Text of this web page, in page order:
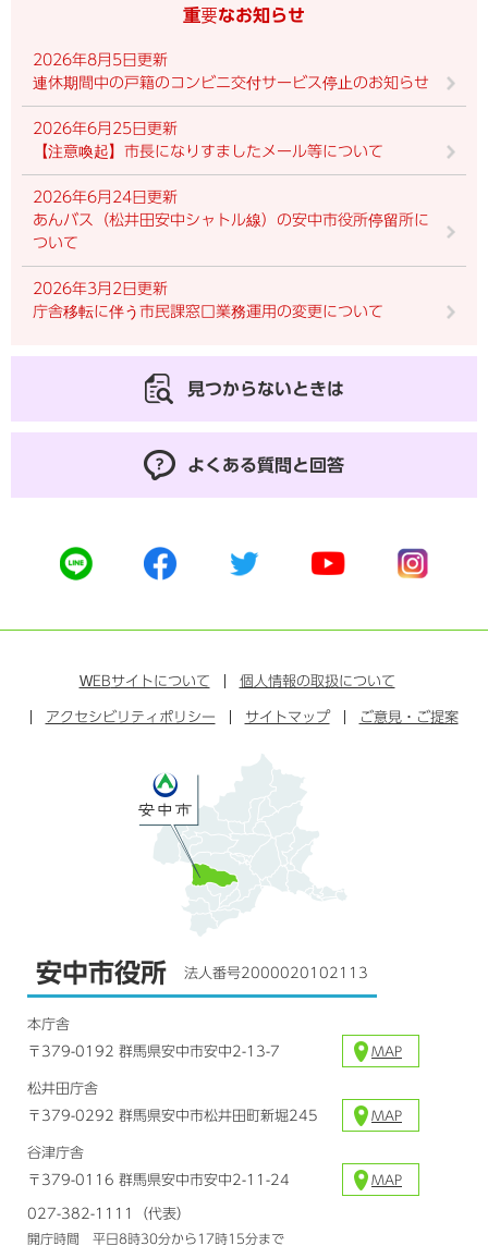
重要なお知らせ
2026年8月5日更新
連休期間中の戸籍のコンビニ交付サービス停止のお知らせ
2026年6月25日更新
【注意喚起】市長になりすましたメール等について
2026年6月24日更新
あんバス（松井田安中シャトル線）の安中市役所停留所に
ついて
2026年3月2日更新
庁舎移転に伴う市民課窓口業務運用の変更について
見つからないときは
よくある質問と回答
公
式
イ
公
式
ェ
ス
ッ
公
式
イ
タ
公
ー
ュ
ブ
公
式
ン
ラ
WEBサイトについて 個人情報の取扱について
アクセシビリティポリシー サイトマップ ご意見・ご提案
安中市役所 法人番号2000020102113
本庁舎
〒379-0192 群馬県安中市安中2-13-7
MAP
松井田庁舎
〒379-0292 群馬県安中市松井田町新堀245
MAP
谷津庁舎
〒379-0116 群馬県安中市安中2-11-24
MAP
027-382-1111（代表）
開庁時間 平日8時30分から17時15分まで